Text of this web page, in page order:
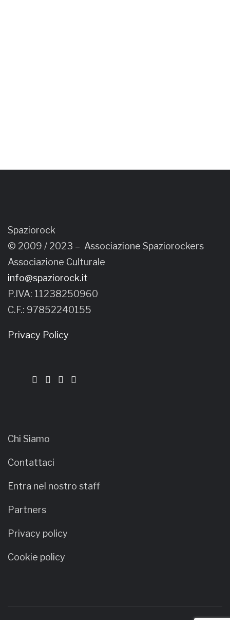
Spaziorock
© 2009 / 2023 – Associazione Spaziorockers
Associazione Culturale
info@spaziorock.it
P.IVA: 11238250960
C.F.: 97852240155
Privacy Policy
Chi Siamo
Contattaci
Entra nel nostro staff
Partners
Privacy policy
Cookie policy